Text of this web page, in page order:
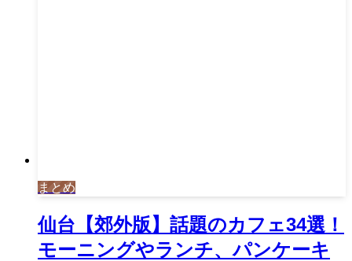
まとめ
仙台【郊外版】話題のカフェ34選！
モーニングやランチ、パンケーキ